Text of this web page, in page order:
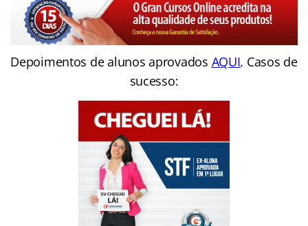
Depoimentos de alunos aprovados AQUI. Casos de
sucesso: